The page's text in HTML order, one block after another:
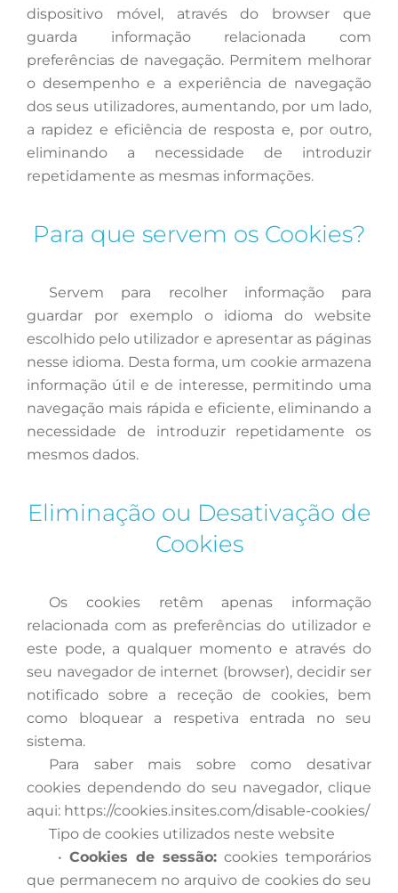
dispositivo móvel, através do browser que
guarda informação relacionada com
preferências de navegação. Permitem melhorar
o desempenho e a experiência de navegação
dos seus utilizadores, aumentando, por um lado,
a rapidez e eficiência de resposta e, por outro,
eliminando a necessidade de introduzir
repetidamente as mesmas informações.
Para que servem os Cookies?
Servem para recolher informação para
guardar por exemplo o idioma do website
escolhido pelo utilizador e apresentar as páginas
nesse idioma. Desta forma, um cookie armazena
informação útil e de interesse, permitindo uma
navegação mais rápida e eficiente, eliminando a
necessidade de introduzir repetidamente os
mesmos dados.
Eliminação ou Desativação de
Cookies
Os cookies retêm apenas informação
relacionada com as preferências do utilizador e
este pode, a qualquer momento e através do
seu navegador de internet (browser), decidir ser
notificado sobre a receção de cookies, bem
como bloquear a respetiva entrada no seu
sistema.
Para saber mais sobre como desativar
cookies dependendo do seu navegador, clique
aqui: https://cookies.insites.com/disable-cookies/
Tipo de cookies utilizados neste website
• Cookies de sessão: cookies temporários
que permanecem no arquivo de cookies do seu